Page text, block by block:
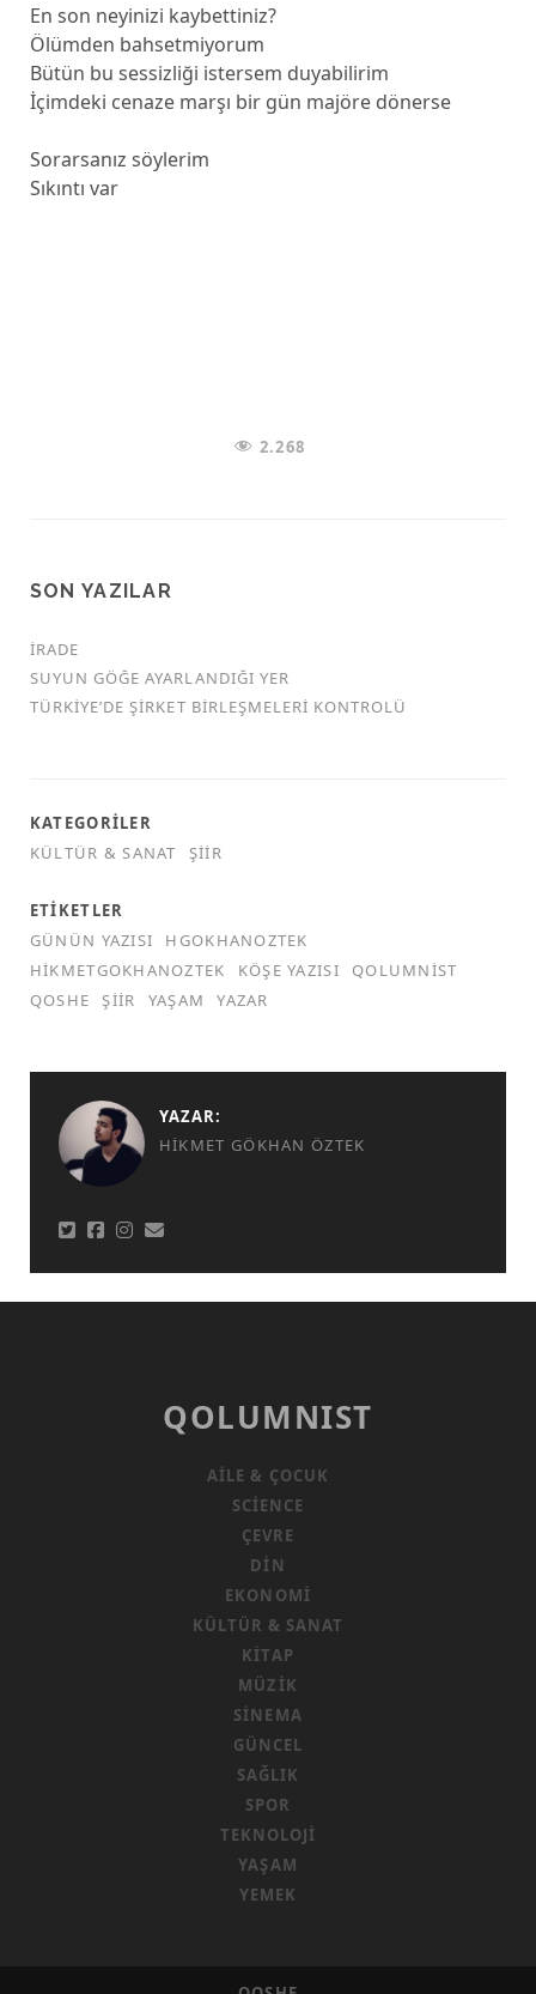
En son neyinizi kaybettiniz?
Ölümden bahsetmiyorum
Bütün bu sessizliği istersem duyabilirim
İçimdeki cenaze marşı bir gün majöre dönerse
Sorarsanız söylerim
Sıkıntı var
2.268
SON YAZILAR
İRADE
SUYUN GÖĞE AYARLANDIĞI YER
TÜRKİYE’DE ŞİRKET BİRLEŞMELERİ KONTROLÜ
KATEGORILER
KÜLTÜR & SANAT
ŞIIR
ETIKETLER
GÜNÜN YAZISI
HGOKHANOZTEK
HIKMETGOKHANOZTEK
KÖŞE YAZISI
QOLUMNIST
QOSHE
ŞIIR YAŞAM YAZAR
YAZAR:
HIKMET GÖKHAN ÖZTEK
QOLUMNIST
AILE & ÇOCUK
SCIENCE
ÇEVRE
DIN
EKONOMI
KÜLTÜR & SANAT
KITAP
MÜZIK
SINEMA
GÜNCEL
SAĞLIK
SPOR
TEKNOLOJI
YAŞAM
YEMEK